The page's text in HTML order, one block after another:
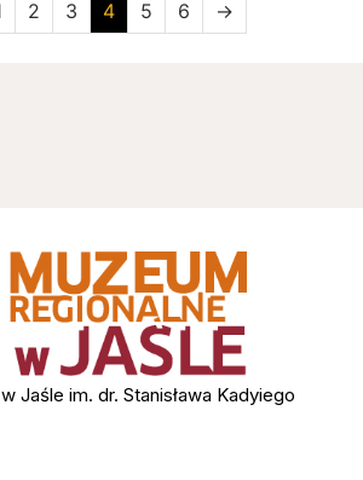
2 3 4 5 6 →
Jaśle im. dr. Stanisława Kadyiego